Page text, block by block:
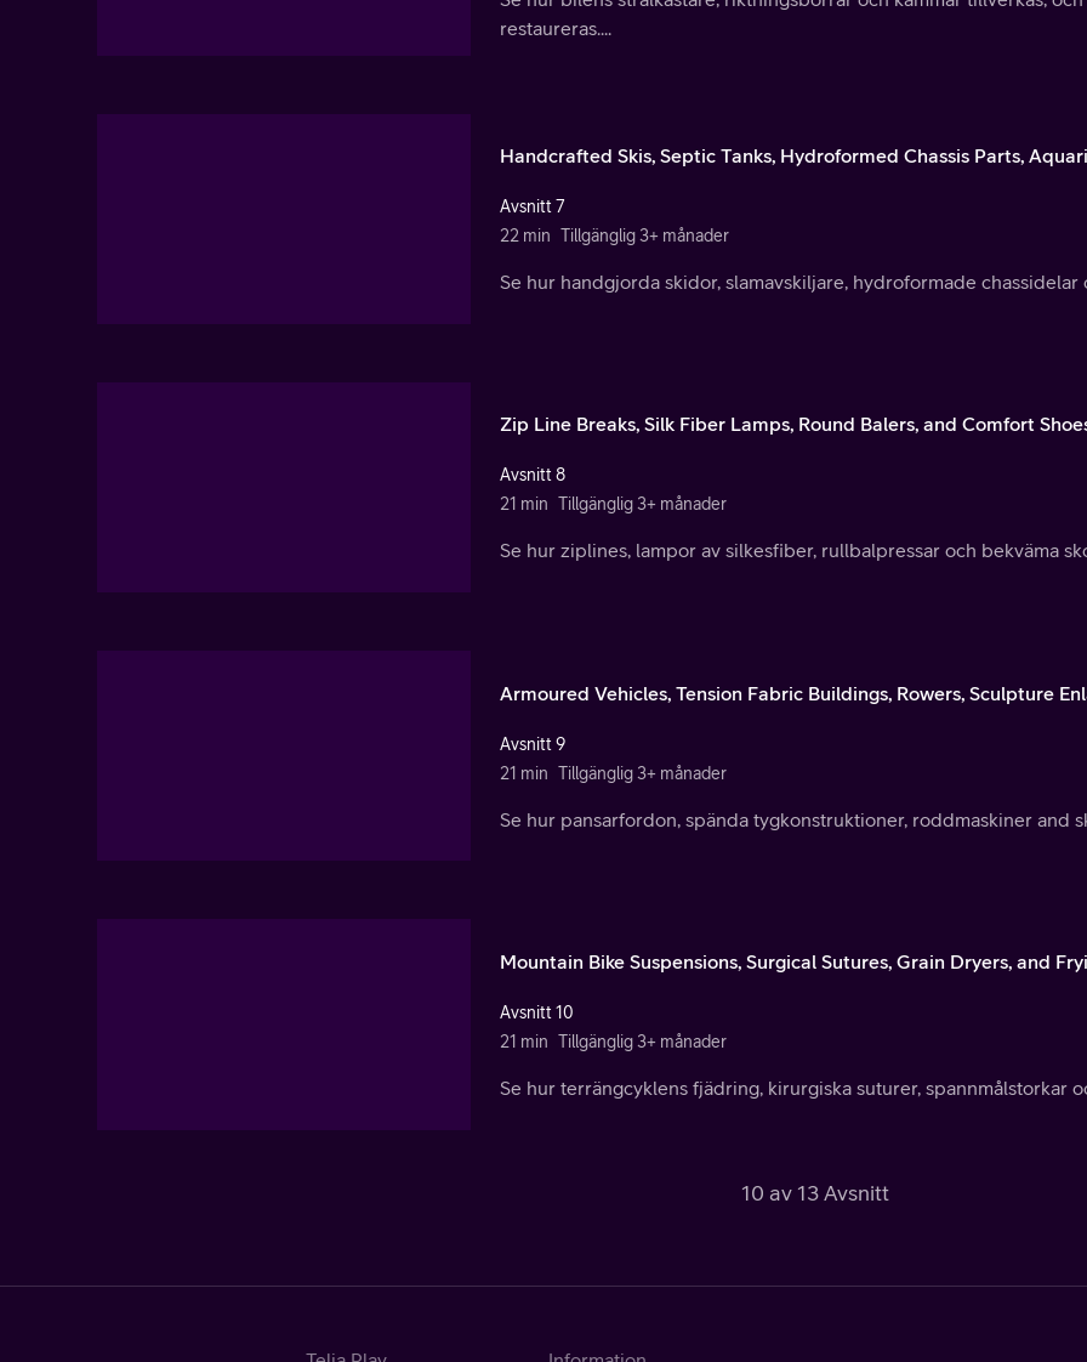
restaureras....
Handcrafted Skis, Septic Tanks, Hydroformed Chassis Parts,
Avsnitt 7
22 min Tillgänglig 3+ månader
Se hur handgjorda skidor, slamavskiljare, hydroformade chassidelar
Zip Line Breaks, Silk Fiber Lamps, Round Balers, and Comfort
Avsnitt 8
21 min Tillgänglig 3+ månader
Se hur ziplines, lampor av silkesfiber, rullbalpressar och bekväma
Armoured Vehicles, Tension Fabric Buildings, Rowers, Sculpture
Avsnitt 9
21 min Tillgänglig 3+ månader
Se hur pansarfordon, spända tygkonstruktioner, roddmaskiner and
Mountain Bike Suspensions, Surgical Sutures, Grain Dryers, and
Avsnitt 10
21 min Tillgänglig 3+ månader
Se hur terrängcyklens fjädring, kirurgiska suturer, spannmålstorkar
10 av 13 Avsnitt